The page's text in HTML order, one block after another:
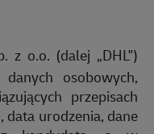
z o.o. (dalej „DHL")
osobowych,
przepisach
urodzenia, dane